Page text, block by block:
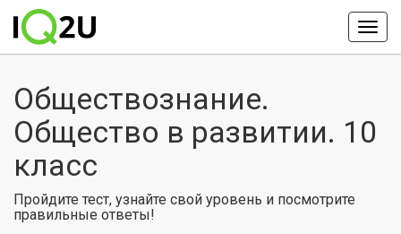
Обществознание.
Общество в развитии. 10
класс
Пройдите тест, узнайте свой уровень и посмотрите
правильные ответы!